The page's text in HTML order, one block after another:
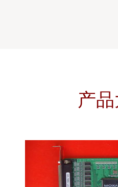
产